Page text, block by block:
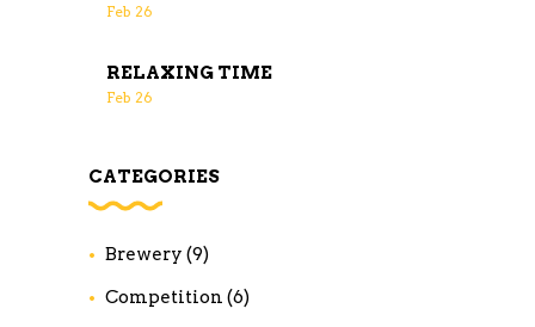
Feb 26
RELAXING TIME
Feb 26
CATEGORIES
Brewery (9)
Competition (6)